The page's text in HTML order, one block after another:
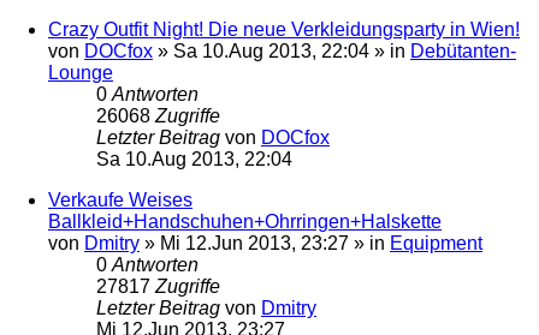
Crazy Outfit Night! Die neue Verkleidungsparty in Wien!
von DOCfox » Sa 10.Aug 2013, 22:04 » in Debütanten-
Lounge
0 Antworten
26068 Zugriffe
Letzter Beitrag von DOCfox
Sa 10.Aug 2013, 22:04
Verkaufe Weises
Ballkleid+Handschuhen+Ohrringen+Halskette
von Dmitry » Mi 12.Jun 2013, 23:27 » in Equipment
0 Antworten
27817 Zugriffe
Letzter Beitrag von Dmitry
Mi 12.Jun 2013, 23:27